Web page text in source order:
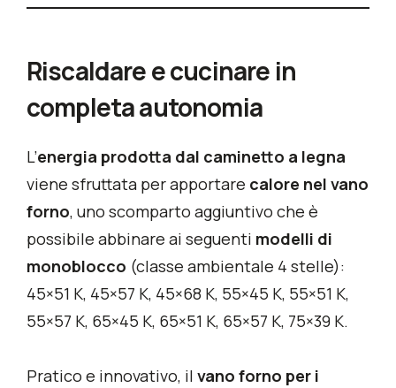
Riscaldare e cucinare in
completa autonomia
L’energia prodotta dal caminetto a legna
viene sfruttata per apportare calore nel vano
forno, uno scomparto aggiuntivo che è
possibile abbinare ai seguenti modelli di
monoblocco (classe ambientale 4 stelle):
45×51 K, 45×57 K, 45×68 K, 55×45 K, 55×51 K,
55×57 K, 65×45 K, 65×51 K, 65×57 K, 75×39 K.
Pratico e innovativo, il vano forno per i